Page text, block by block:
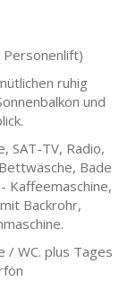
Personenlift)
ruhig
und
SAT-TV, Radio,
Bade
Kaffeemaschine,
Backrohr,
/ WC. plus Tages